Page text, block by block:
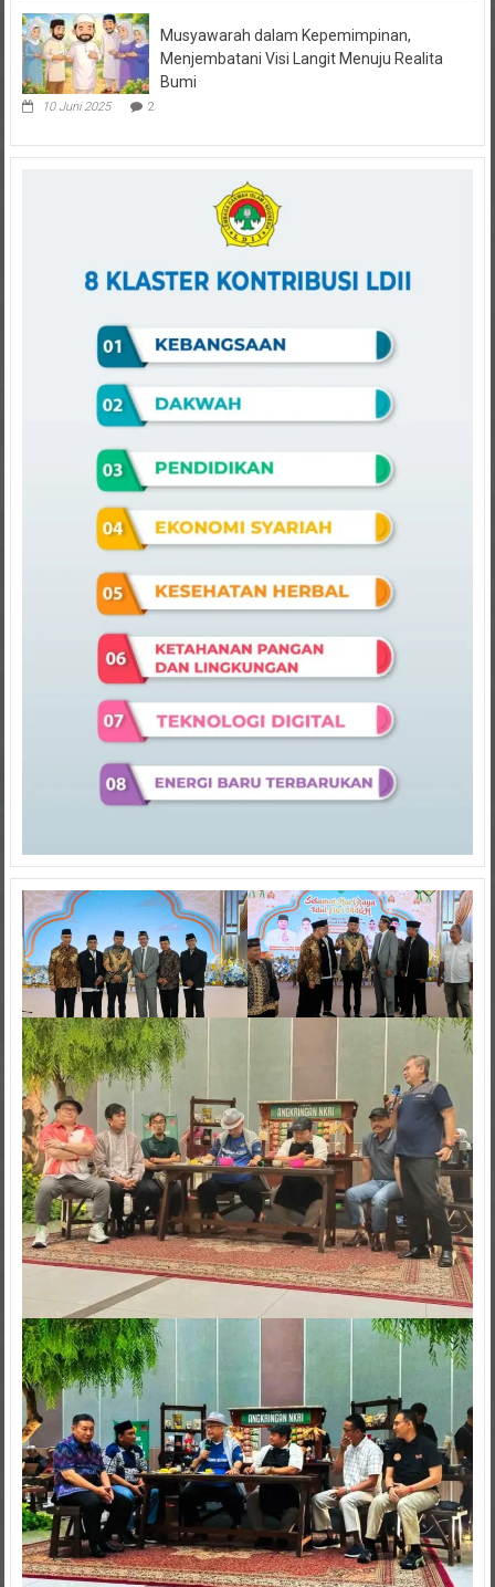
Musyawarah dalam Kepemimpinan,
Menjembatani Visi Langit Menuju Realita
Bumi
10 Juni 2025 2